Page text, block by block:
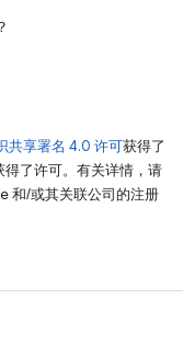
共享署名 4.0 许可获得了
得了许可。有关详情，请
和/或其关联公司的注册